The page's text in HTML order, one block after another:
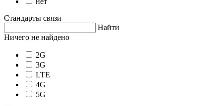
Стандарты связи
Найти
Ничего не найдено
2G
3G
LTE
4G
5G